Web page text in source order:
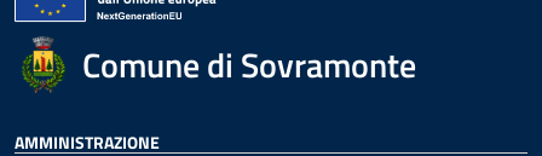
Comune di Sovramonte
AMMINISTRAZIONE